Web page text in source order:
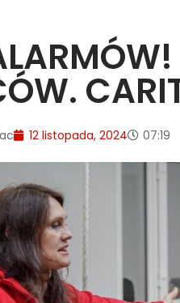
12 listopada, 2024 07:19